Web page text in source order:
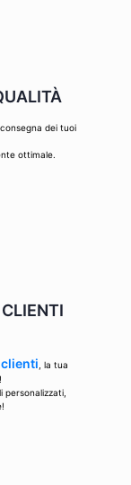
dei tuoi
ottimale.
, la tua